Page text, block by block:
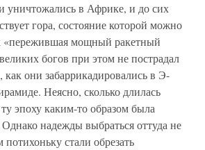
в Африке, и до сих
гора, состояние которой можно
«пережившая мощный ракетный
богов при этом не пострадал
как они забаррикадировались в Э-
Неясно, сколько длилась
эпоху каким-то образом была
надежды выбраться оттуда не
стали обрезать